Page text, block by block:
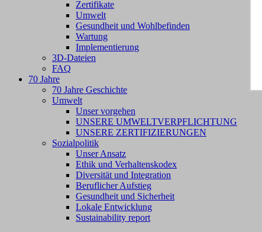
Zertifikate
Umwelt
Gesundheit und Wohlbefinden
Wartung
Implementierung
3D-Dateien
FAQ
70 Jahre
70 Jahre Geschichte
Umwelt
Unser vorgehen
UNSERE UMWELTVERPFLICHTUNG
UNSERE ZERTIFIZIERUNGEN
Sozialpolitik
Unser Ansatz
Ethik und Verhaltenskodex
Diversität und Integration
Beruflicher Aufstieg
Gesundheit und Sicherheit
Lokale Entwicklung
Sustainability report